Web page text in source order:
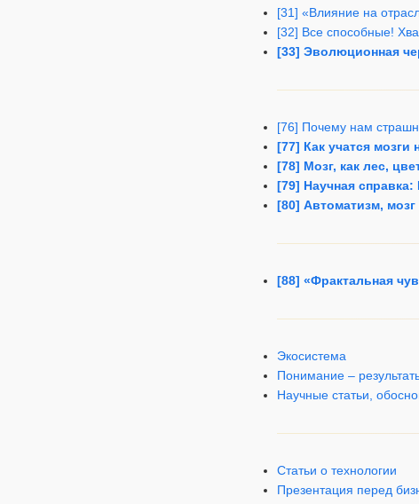
[31] «Влияние на
[32] Все способные!
[33] Эволюционная
[76] Почему нам
[77] Как учатся мозги
[78] Мозг, как лес,
[79] Научная
[80] Автоматизм,
[88] «Фрактальная
Экосистема
Понимание –
Научные статьи,
Статьи о технологии
Презентация перед